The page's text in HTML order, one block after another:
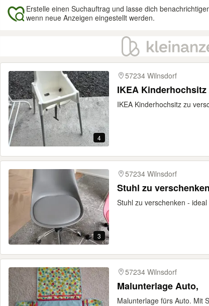
Erstelle einen Suchauftrag und lasse dich
wenn neue Anzeigen eingestellt werden.
Ergebnisse
4
57234 Wilnsdorf
IKEA
IKEA Kinderhochsitz zu
3
57234 Wilnsdorf
Stuhl zu
Stuhl zu verschenken -
57234 Wilnsdorf
Malunterlage Auto,
Malunterlage fürs Auto. Mit